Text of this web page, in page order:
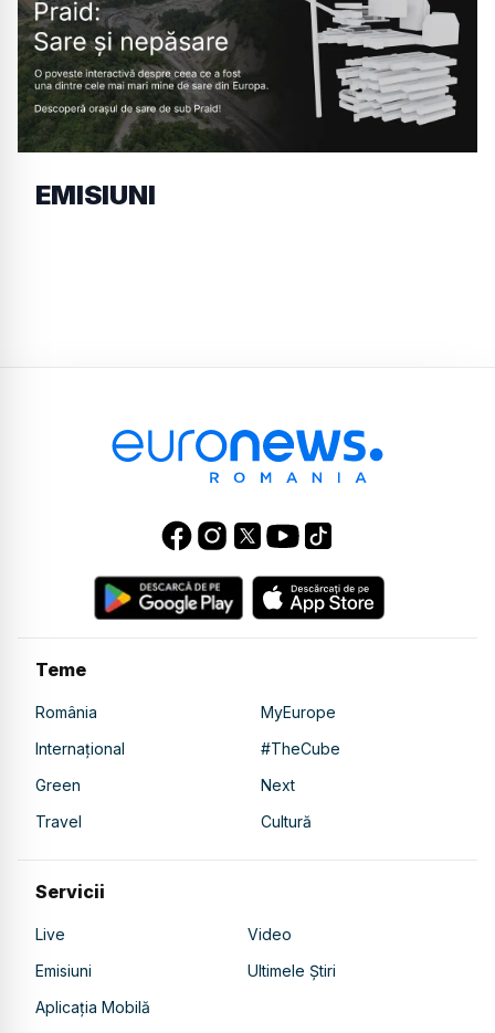
EMISIUNI
Teme
România
MyEurope
Internațional
#TheCube
Green
Next
Travel
Cultură
Servicii
Live
Video
Emisiuni
Ultimele Știri
Aplicația Mobilă